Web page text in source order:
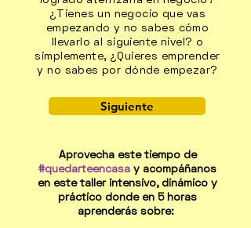
¿Tienes un negocio que vas
empezando y no sabes cómo
llevarlo al siguiente nivel? o
simplemente, ¿Quieres emprender
y no sabes por dónde empezar?
Aprovecha este tiempo de
#quedarteencasa y acompáñanos
en este taller intensivo, dinámico y
práctico donde en 5 horas
aprenderás sobre:
Siguiente